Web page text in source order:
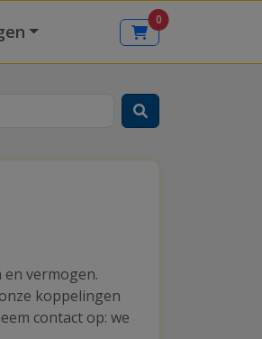
0
vermogen.
koppelingen
contact op: we